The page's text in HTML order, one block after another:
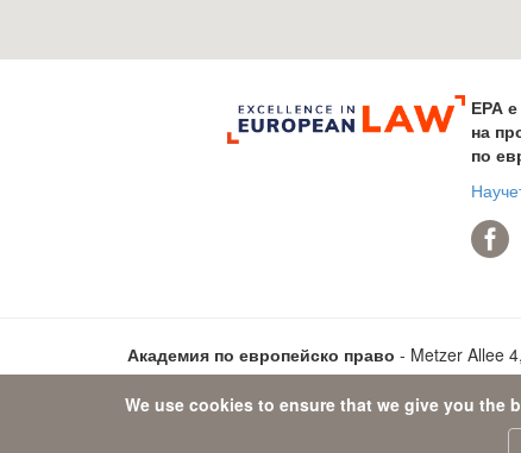
We use cookies to ensure that we give you the
ЕРА
на
по
Академия по европейско право - Metzer Allee